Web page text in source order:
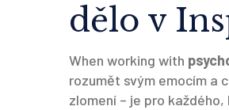
dělo v
When working with
rozumět svým emocím a
zlomení – je pro